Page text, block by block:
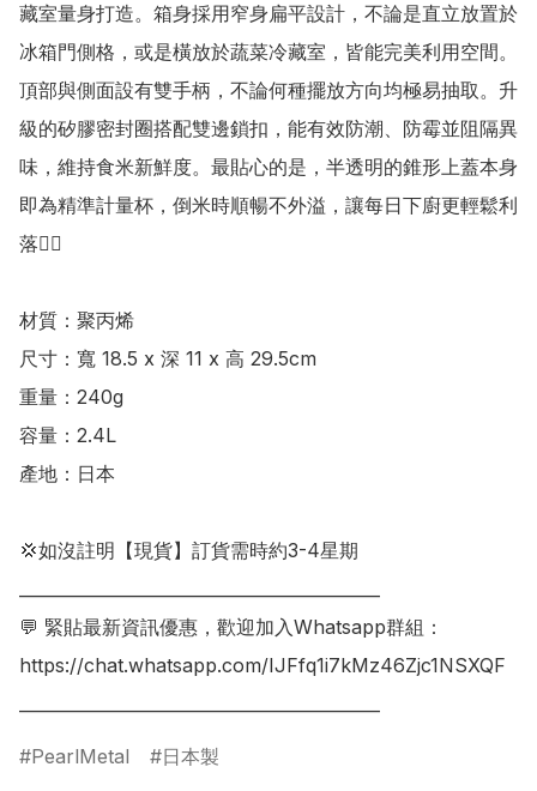
藏室量身打造。箱身採用窄身扁平設計，不論是直立放置於
冰箱門側格，或是橫放於蔬菜冷藏室，皆能完美利用空間。
頂部與側面設有雙手柄，不論何種擺放方向均極易抽取。升
級的矽膠密封圈搭配雙邊鎖扣，能有效防潮、防霉並阻隔異
味，維持食米新鮮度。最貼心的是，半透明的錐形上蓋本身
即為精準計量杯，倒米時順暢不外溢，讓每日下廚更輕鬆利
落👍🏻
材質：聚丙烯
尺寸：寬 18.5 x 深 11 x 高 29.5cm
重量：240g
容量：2.4L
產地：日本
💢如沒註明【現貨】訂貨需時約3-4星期
💬 緊貼最新資訊優惠，歡迎加入Whatsapp群組：
https://chat.whatsapp.com/IJFfq1i7kMz46Zjc1NSXQF
PearlMetal 日本製